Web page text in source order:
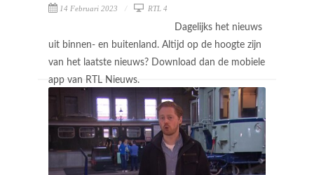
14 Februari 2023 RTL 4
Dagelijks het nieuws
uit binnen- en buitenland. Altijd op de hoogte zijn
van het laatste nieuws? Download dan de mobiele
app van RTL Nieuws.